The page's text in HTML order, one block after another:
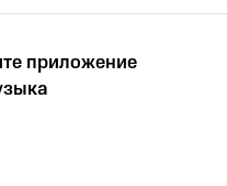
приложение